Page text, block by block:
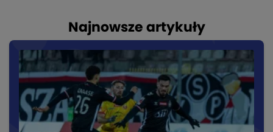
Najnowsze artykuły